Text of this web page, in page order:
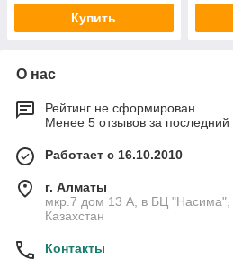
Купить
О нас
Рейтинг не сформирован
Менее 5 отзывов за последний
Работает с 16.10.2010
г. Алматы
мкр.7 дом 13 А, в БЦ
Казахстан
Контакты